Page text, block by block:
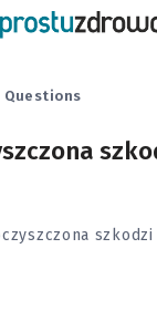
Questions
szkodzi